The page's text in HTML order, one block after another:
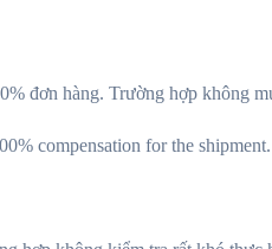
đơn hàng. Trường hợp không
compensation for the